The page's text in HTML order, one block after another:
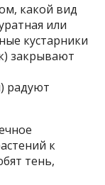
какой вид
или
кустарники
закрывают
радуют
к
тень,